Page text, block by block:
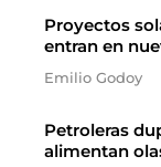
Proyectos
entran en
Emilio Godoy
Petroleras
alimentan